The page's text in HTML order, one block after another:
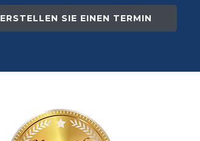
ERSTELLEN SIE EINEN TERMIN